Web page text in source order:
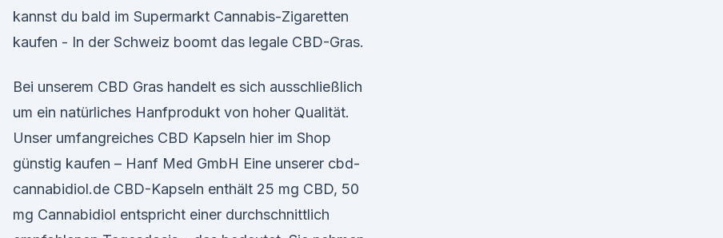
kannst du bald im Supermarkt Cannabis-Zigaretten
kaufen - In der Schweiz boomt das legale CBD-Gras.
Bei unserem CBD Gras handelt es sich ausschließlich
um ein natürliches Hanfprodukt von hoher Qualität.
Unser umfangreiches CBD Kapseln hier im Shop
günstig kaufen – Hanf Med GmbH Eine unserer cbd-
cannabidiol.de CBD-Kapseln enthält 25 mg CBD, 50
mg Cannabidiol entspricht einer durchschnittlich